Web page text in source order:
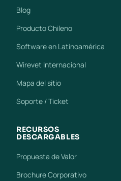
Blog
Producto Chileno
Software en Latinoamérica
Wirevet Internacional
Mapa del sitio
Soporte / Ticket
RECURSOS
DESCARGABLES
Propuesta de Valor
Brochure Corporativo